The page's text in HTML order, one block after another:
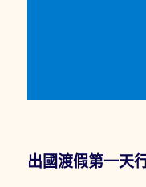
出國渡假第一天